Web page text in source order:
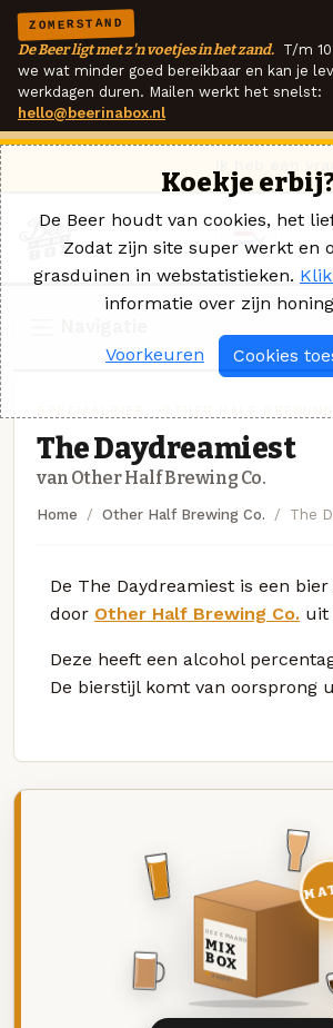
ZOMERSTAND
De Beer ligt met z'n voetjes in het zand. T/m
we wat minder goed bereikbaar en kan je
werkdagen duren. Mailen werkt het snelst:
hello@beerinabox.nl
The Daydreamiest
van Other Half Brewing Co.
Home Other Half Brewing Co. The
De The Daydreamiest is een
door Other Half Brewing Co. uit
Deze heeft een alcohol
De bierstijl komt van oorsprong
DEZE MAAND
MIX
BOX
8 BIEREN
Koekje
De Beer houdt van cookies, het
Zodat zijn site super werkt en
grasduinen in webstatistieken.
informatie over zijn
Voorkeuren Cookies